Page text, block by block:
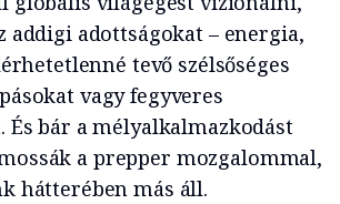
addigi adottságokat – energia,
tevő szélsőséges
vagy fegyveres
bár a mélyalkalmazkodást
a prepper mozgalommal,
hátterében más áll.